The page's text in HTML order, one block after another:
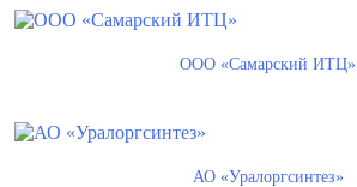
ООО «Самарский ИТЦ»
АО «Уралоргсинтез»